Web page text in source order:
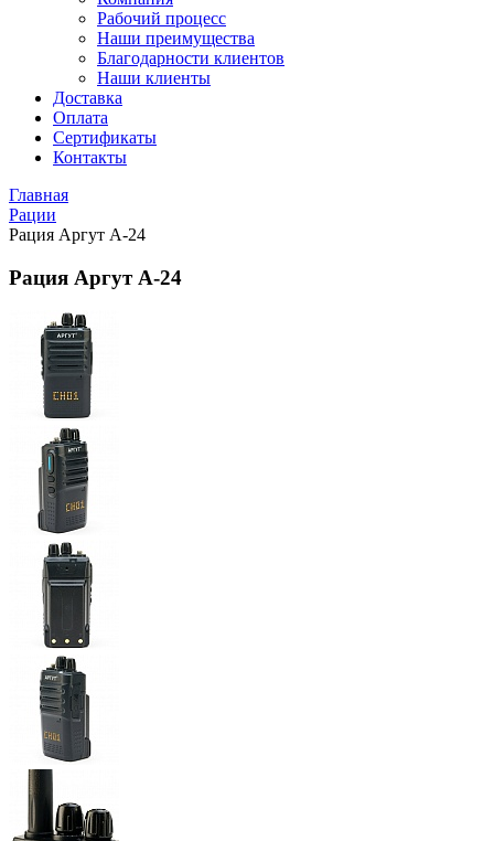
Рабочий процесс
Наши преимущества
Благодарности клиентов
Наши клиенты
Доставка
Оплата
Сертификаты
Контакты
Главная
Рации
Рация Аргут А-24
Рация Аргут А-24